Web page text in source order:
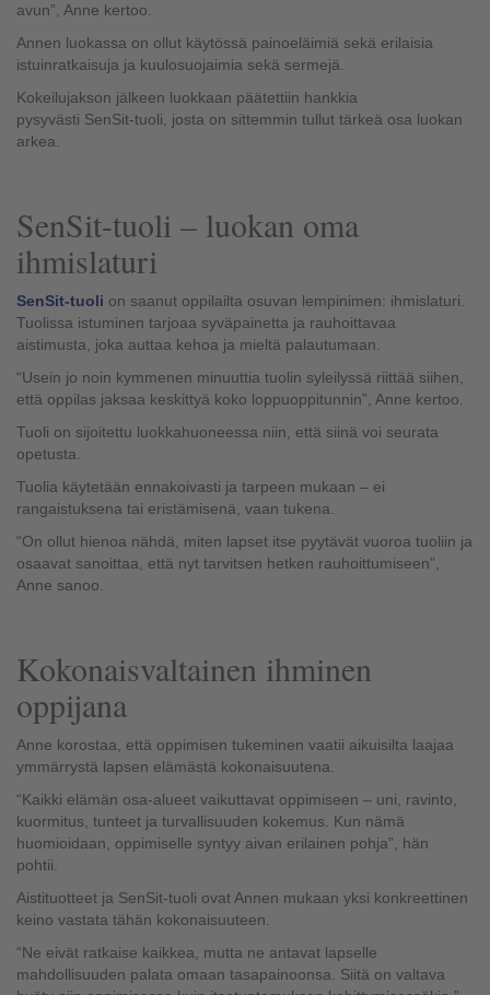
avun”, Anne kertoo.
Annen luokassa on ollut käytössä painoeläimiä sekä erilaisia
istuinratkaisuja ja kuulosuojaimia sekä sermejä.
Kokeilujakson jälkeen luokkaan päätettiin hankkia
pysyvästi SenSit-tuoli, josta on sittemmin tullut tärkeä osa luokan
arkea.
SenSit-tuoli – luokan oma
ihmislaturi
SenSit-tuoli on saanut oppilailta osuvan lempinimen: ihmislaturi.
Tuolissa istuminen tarjoaa syväpainetta ja rauhoittavaa
aistimusta, joka auttaa kehoa ja mieltä palautumaan.
“Usein jo noin kymmenen minuuttia tuolin syleilyssä riittää siihen,
että oppilas jaksaa keskittyä koko loppuoppitunnin”, Anne kertoo.
Tuoli on sijoitettu luokkahuoneessa niin, että siinä voi seurata
opetusta.
Tuolia käytetään ennakoivasti ja tarpeen mukaan – ei
rangaistuksena tai eristämisenä, vaan tukena.
“On ollut hienoa nähdä, miten lapset itse pyytävät vuoroa tuoliin ja
osaavat sanoittaa, että nyt tarvitsen hetken rauhoittumiseen”,
Anne sanoo.
Kokonaisvaltainen ihminen
oppijana
Anne korostaa, että oppimisen tukeminen vaatii aikuisilta laajaa
ymmärrystä lapsen elämästä kokonaisuutena.
“Kaikki elämän osa-alueet vaikuttavat oppimiseen – uni, ravinto,
kuormitus, tunteet ja turvallisuuden kokemus. Kun nämä
huomioidaan, oppimiselle syntyy aivan erilainen pohja”, hän
pohtii.
Aistituotteet ja SenSit-tuoli ovat Annen mukaan yksi konkreettinen
keino vastata tähän kokonaisuuteen.
“Ne eivät ratkaise kaikkea, mutta ne antavat lapselle
mahdollisuuden palata omaan tasapainoonsa. Siitä on valtava